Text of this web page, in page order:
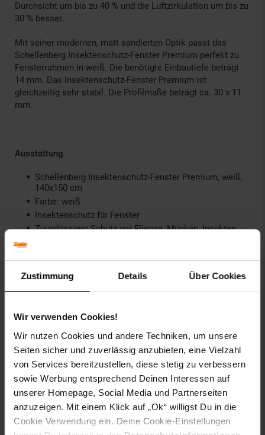
Zustimmung Details Über Cookies
Wir verwenden Cookies!
Wir nutzen Cookies und andere Techniken, um unsere
Seiten sicher und zuverlässig anzubieten, eine Vielzahl
von Services bereitzustellen, diese stetig zu verbessern
sowie Werbung entsprechend Deinen Interessen auf
unserer Homepage, Social Media und Partnerseiten
anzuzeigen. Mit einem Klick auf „Ok“ willigst Du in die
Cookie Verwendung ein. Deine Cookie-Einstellungen
Durchsicht um bis zu 40 % und die Luftzirkulation um bis zu
30 % besser.
Mit seiner modernen, matt sandierten Optik passt das
Schellenberg Insektenschutz-Fenster Premium perfekt zu
Fensterrahmen in weiß. Die benötigte Einbautiefe beträgt
14 mm. Das Insektenschutz-Fenster Premium ist
gleichzeitig sehr stabil. Die Profilmaße beträgt ca. 30 x 11
mm.
Ausstattung
Schellenberg Insektenschutz-Fenster Premium, weiß,
140x150 cm
Farbe: weiß
Insektenschutz für Fenster
Zuverlässiger Schutz vor Fliegen, Mücken, Insekten
Stabilität
Umlaufende Bürstendichtung schützt vor Kriechtieren
Montage außen, Einhängen mit Einhängefedern am
Technische Daten
Profilmaße des Rahmens: ca. 30 x 11 m
Einbautiefe: ca. 11 mm
Maße: ca. B 140 x H 150 cm